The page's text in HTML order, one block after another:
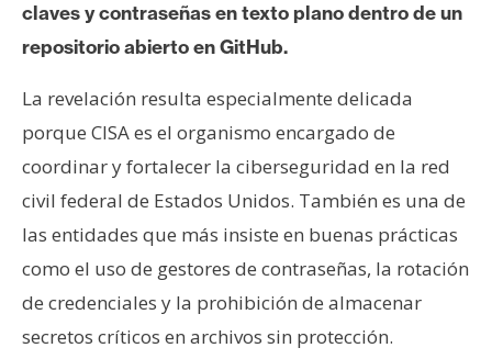
C
o
n
a
c
t
o
P
u
b
claves y contraseñas en texto plano dentro de un
repositorio abierto en GitHub.
La revelación resulta especialmente delicada
porque CISA es el organismo encargado de
coordinar y fortalecer la ciberseguridad en la red
civil federal de Estados Unidos. También es una de
las entidades que más insiste en buenas prácticas
como el uso de gestores de contraseñas, la rotación
de credenciales y la prohibición de almacenar
secretos críticos en archivos sin protección.